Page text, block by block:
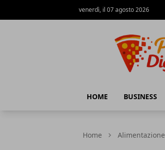
venerdì, il 07 agosto 2026
HOME BUSINESS
Home Alimentazione